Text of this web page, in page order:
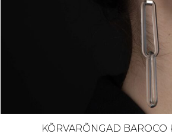
KÕRVARÕNGAD BAROCO